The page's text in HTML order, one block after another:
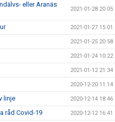
eller Aranäs
2021-01-28 20:05
2021-01-27 15:01
2021-01-25 20:58
2021-01-24 10:22
2021-01-12 21:34
2020-12-20 11:14
linje 2020-12-14 18:46
råd Covid-19 2020-12-12 16:41